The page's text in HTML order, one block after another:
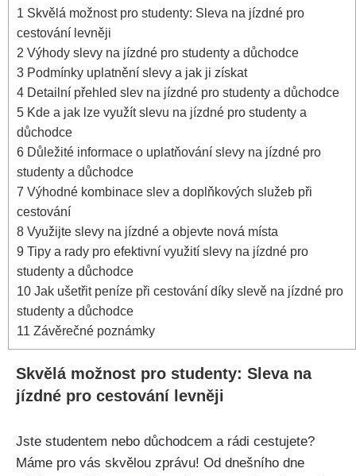
1 Skvělá možnost pro studenty: ‍Sleva na jízdné ‌pro‌
cestování levněji
2 Výhody slevy na jízdné ‌pro studenty a důchodce
3 Podmínky ⁤uplatnění slevy‌ a jak ji ⁣získat
4 Detailní přehled slev na ​jízdné‍ pro ‌studenty⁣ a důchodce
5 Kde a ​jak lze využít slevu na jízdné​ pro studenty a
důchodce
6 Důležité informace o uplatňování slevy ​na jízdné pro
studenty ‌a ⁢důchodce
7 Výhodné kombinace slev a doplňkových služeb při
cestování
8 Využijte ‍slevy ​na jízdné⁤ a objevte ​nová místa
9 Tipy‍ a rady pro ⁤efektivní využití slevy ​na jízdné pro
studenty‍ a důchodce
10 Jak ⁣ušetřit peníze při cestování díky slevě na jízdné⁢ pro
studenty a⁣ důchodce
11 Závěrečné poznámky
Skvělá možnost pro studenty: ‍Sleva na
jízdné ‌pro‌ cestování levněji
Jste studentem nebo důchodcem a rádi cestujete?⁣
Máme pro vás skvělou zprávu! Od dnešního dne